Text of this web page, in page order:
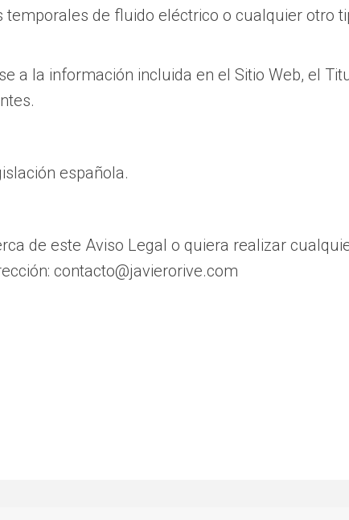
de fluido eléctrico o cualquier otro
a la información incluida en el Sitio Web, el
española.
de este Aviso Legal o quiera realizar
contacto@javierorive.com